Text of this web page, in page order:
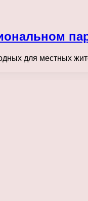
для местных